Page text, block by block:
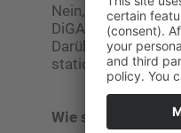
Nein, absolut
DiGA können
Darüber hinaus
stationären
Wie sehen die